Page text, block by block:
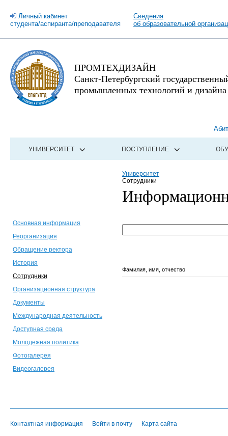
Личный кабинет
студента/аспиранта/преподавателя
Сведения
об образовательной
ПРОМТЕХДИЗАЙН
Санкт-Петербургский
промышленных технологий и дизайна
УНИВЕРСИТЕТ ПОСТУПЛЕНИЕ
Университет
Сотрудники
Основная информация
Реорганизация
Обращение ректора
История
Сотрудники
Организационная структура
Документы
Международная деятельность
Доступная среда
Молодежная политика
Фотогалерея
Видеогалерея
Фамилия, имя, отчество
Контактная информация Войти в почту Карта сайта